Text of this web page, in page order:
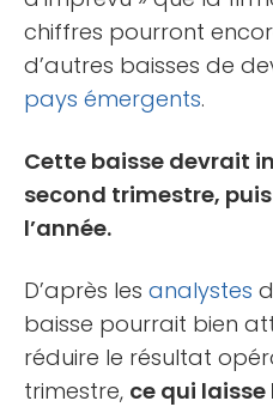
chiffres pourront
d’autres baisses de
pays émergents.
Cette baisse devrait
second trimestre,
l’année.
D’après les analystes
baisse pourrait bien
réduire le résultat
trimestre, ce qui